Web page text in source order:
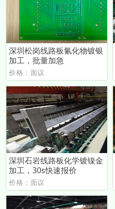
深圳松岗线路板氰化物镀银
加工，批量加急
价格：面议
深圳石岩线路板化学镀镍金
加工，30s快速报价
价格：面议